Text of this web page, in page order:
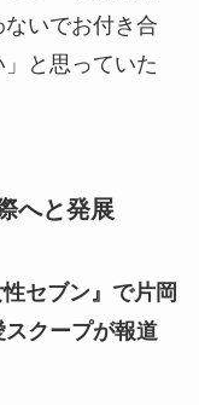
いでお付き合
と思っていた
へと発展
セブン』で片岡
クープが報道